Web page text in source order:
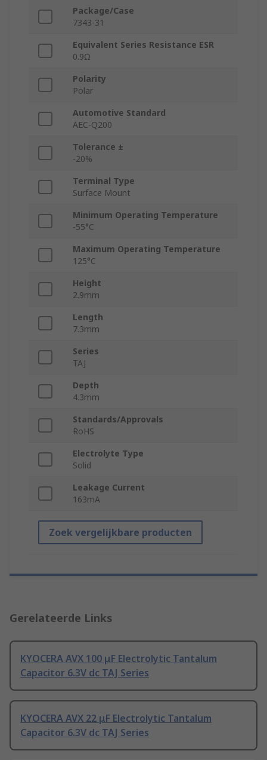
Package/Case
7343-31
Equivalent Series Resistance ESR
0.9Ω
Polarity
Polar
Automotive Standard
AEC-Q200
Tolerance ±
-20%
Terminal Type
Surface Mount
Minimum Operating Temperature
-55°C
Maximum Operating Temperature
125°C
Height
2.9mm
Length
7.3mm
Series
TAJ
Depth
4.3mm
Standards/Approvals
RoHS
Electrolyte Type
Solid
Leakage Current
163mA
Zoek vergelijkbare producten
Gerelateerde Links
KYOCERA AVX 100 μF Electrolytic Tantalum
Capacitor 6.3V dc TAJ Series
KYOCERA AVX 22 μF Electrolytic Tantalum
Capacitor 6.3V dc TAJ Series